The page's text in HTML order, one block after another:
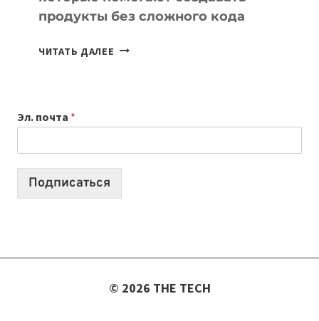
продукты без сложного кода
ЧИТАТЬ ДАЛЕЕ 7
СОЗДАВАТЬ
ПРОДУКТЫ
Эл. почта *
Подписаться
© 2026 THE TECH